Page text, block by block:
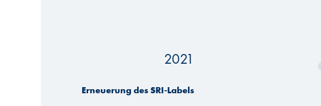
2021
Erneuerung des SRI-Labels